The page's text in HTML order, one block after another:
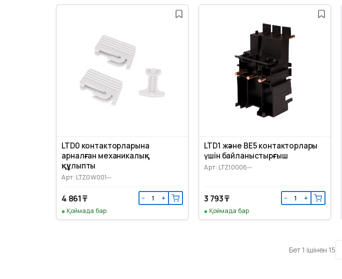
LTD0 контакторларына
арналған механикалық
құлыпты
Арт: LTZ0W001--
4 861 ₸ − +
Қоймада бар
LTD1 және BE5 контакторлары
үшін байланыстырғыш
Арт: LTZ10006--
3 793 ₸ − +
Қоймада бар
Бет 1 ішінен 15